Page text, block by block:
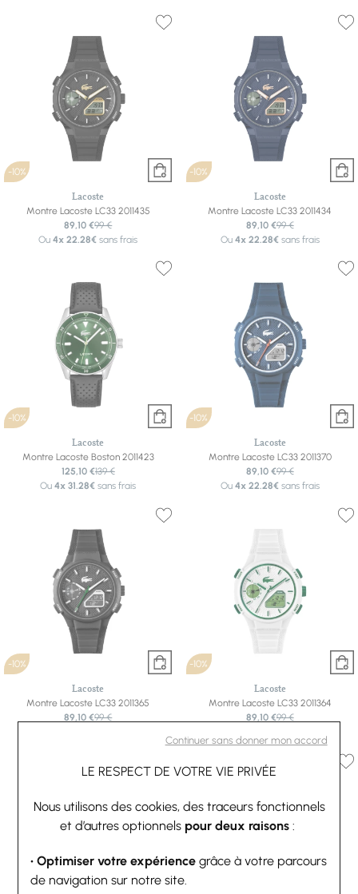
Continuer sans donner mon accord
LE RESPECT DE VOTRE VIE PRIVÉE
Nous utilisons des cookies, des traceurs fonctionnels
et d’autres optionnels pour deux raisons :
• Optimiser votre expérience grâce à votre parcours
de navigation sur notre site.
-10%
Lacoste
Montre Lacoste LC33 2011435
89,10 €99 €
Ou4x 22.28€ sans frais
-10%
Lacoste
Montre Lacoste LC33 2011434
89,10 €99 €
Ou 4x 22.28€sans frais
-10%
Lacoste
Montre Lacoste Boston 2011423
125,10 €139 €
Ou4x 31.28€ sans frais
-10%
Lacoste
Montre Lacoste LC33 2011370
89,10 €99 €
Ou 4x 22.28€sans frais
-10%
Lacoste
Montre Lacoste LC33 2011365
89,10 €99 €
-10%
Lacoste
Montre Lacoste LC33 2011364
89,10 €99 €